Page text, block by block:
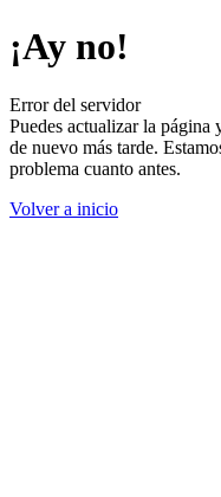
¡Ay no!
Error del servidor
Puedes actualizar la página
de nuevo más tarde.
problema cuanto antes.
Volver a inicio